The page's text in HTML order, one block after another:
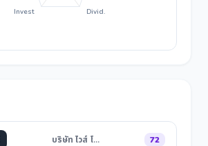
Divid.
Invest
บริษัท ไวส์ โ… 72